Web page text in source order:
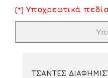
(*) Υποχρεωτικά
ΤΣΑΝΤΕΣ